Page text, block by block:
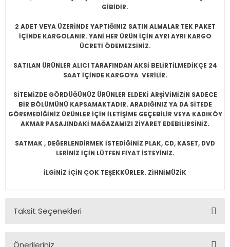
GİBİDİR.
2 ADET VEYA ÜZERİNDE YAPTIĞINIZ SATIN ALMALAR TEK PAKET
İÇİNDE KARGOLANIR. YANİ HER ÜRÜN İÇİN AYRI AYRI KARGO
ÜCRETİ ÖDEMEZSİNİZ.
SATILAN ÜRÜNLER ALICI TARAFINDAN AKSİ BELİRTİLMEDİKÇE 24
SAAT İÇİNDE KARGOYA VERİLİR.
SİTEMİZDE GÖRDÜĞÜNÜZ ÜRÜNLER ELDEKİ ARŞİVİMİZİN SADECE
BİR BÖLÜMÜNÜ KAPSAMAKTADIR. ARADIĞINIZ YA DA SİTEDE
GÖREMEDİĞİNİZ ÜRÜNLER İÇİN İLETİŞİME GEÇEBİLİR VEYA KADIKÖY
AKMAR PASAJINDAKİ MAĞAZAMIZI ZİYARET EDEBİLİRSİNİZ.
SATMAK , DEĞERLENDİRMEK İSTEDİĞİNİZ PLAK, CD, KASET, DVD
LERİNİZ İÇİN LÜTFEN FİYAT İSTEYİNİZ.
İLGİNİZ İÇİN ÇOK TEŞEKKÜRLER. ZİHNİMÜZİK
Taksit Seçenekleri
Önerileriniz